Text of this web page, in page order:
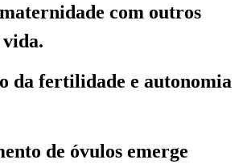
com outros
da fertilidade e autonomia
de óvulos emerge